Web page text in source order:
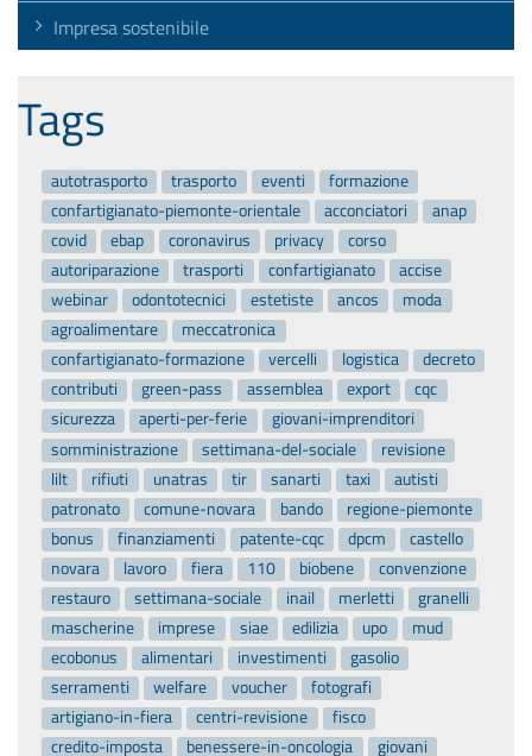
Impresa sostenibile
Tags
autotrasporto trasporto eventi
formazione
confartigianato-piemonte-orientale
acconciatori
anap
covid
ebap coronavirus privacy
corso
autoriparazione
trasporti confartigianato
accise
webinar
odontotecnici estetiste ancos
moda
agroalimentare
meccatronica
confartigianato-formazione
vercelli logistica
decreto
contributi
green-pass assemblea export
cqc
sicurezza
aperti-per-ferie
giovani-imprenditori
somministrazione
settimana-del-sociale
revisione
lilt
rifiuti unatras tir sanarti taxi
autisti
patronato
comune-novara bando
regione-piemonte
bonus
finanziamenti patente-cqc dpcm
castello
novara
lavoro fiera 110 biobene
convenzione
restauro
settimana-sociale inail merletti
granelli
mascherine
imprese siae edilizia upo
mud
ecobonus
alimentari investimenti
gasolio
serramenti
welfare voucher
fotografi
artigiano-in-fiera
centri-revisione
fisco
credito-imposta
benessere-in-oncologia giovani